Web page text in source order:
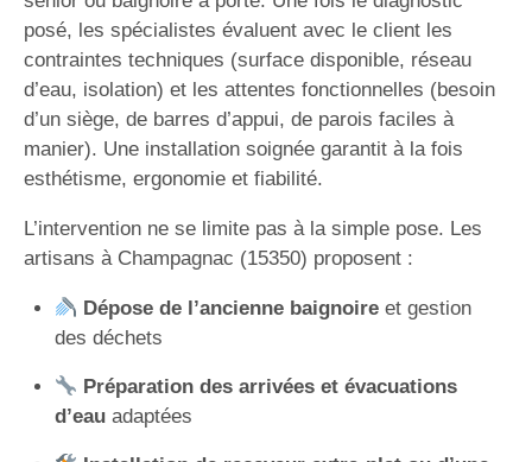
posé, les spécialistes évaluent avec le client les
contraintes techniques (surface disponible, réseau
d’eau, isolation) et les attentes fonctionnelles (besoin
d’un siège, de barres d’appui, de parois faciles à
manier). Une installation soignée garantit à la fois
esthétisme, ergonomie et fiabilité.
L’intervention ne se limite pas à la simple pose. Les
artisans à Champagnac (15350) proposent :
Dépose de l’ancienne baignoireet gestion
des déchets
Préparation des arrivées et évacuations
d’eauadaptées